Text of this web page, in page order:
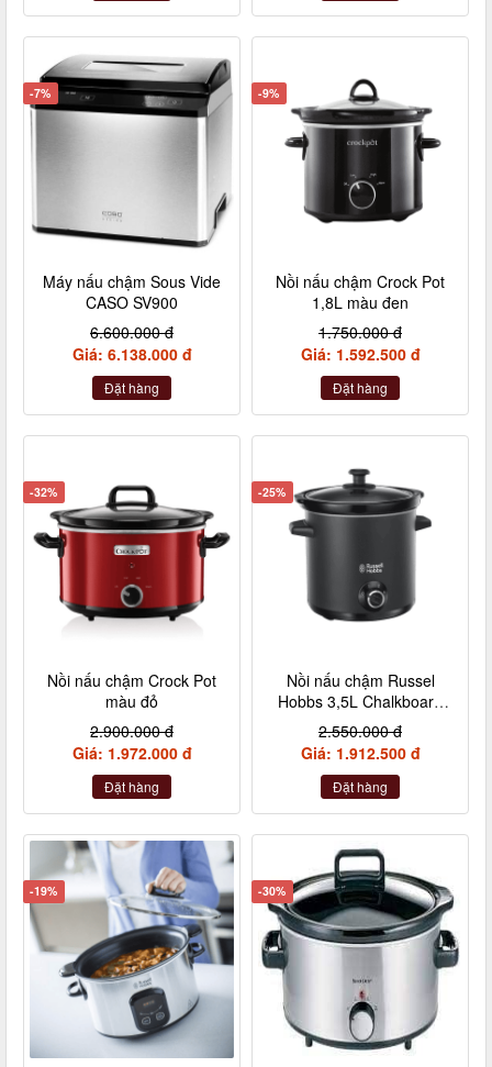
-7%
Máy nấu chậm Sous Vide
CASO SV900
6.600.000 đ
Giá: 6.138.000 đ
Đặt hàng
-9%
Nồi nấu chậm Crock Pot
1,8L màu đen
1.750.000 đ
Giá: 1.592.500 đ
Đặt hàng
-32%
Nồi nấu chậm Crock Pot
màu đỏ
2.900.000 đ
Giá: 1.972.000 đ
Đặt hàng
-25%
Nồi nấu chậm Russel
Hobbs 3,5L Chalkboard
màu đen
2.550.000 đ
Giá: 1.912.500 đ
Đặt hàng
-19% -30%